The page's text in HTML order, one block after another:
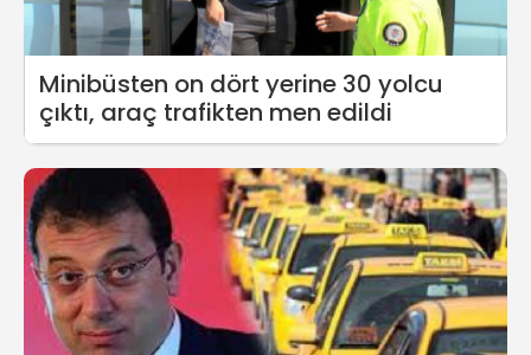
Minibüsten on dört yerine 30 yolcu
çıktı, araç trafikten men edildi